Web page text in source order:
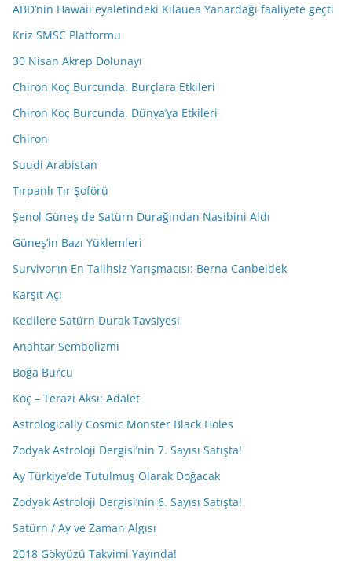
ABD’nin Hawaii eyaletindeki Kilauea Yanardağı faaliyete geçti
Kriz SMSC Platformu
30 Nisan Akrep Dolunayı
Chiron Koç Burcunda. Burçlara Etkileri
Chiron Koç Burcunda. Dünya’ya Etkileri
Chiron
Suudi Arabistan
Tırpanlı Tır Şoförü
Şenol Güneş de Satürn Durağından Nasibini Aldı
Güneş’in Bazı Yüklemleri
Survivor’ın En Talihsiz Yarışmacısı: Berna Canbeldek
Karşıt Açı
Kedilere Satürn Durak Tavsiyesi
Anahtar Sembolizmi
Boğa Burcu
Koç – Terazi Aksı: Adalet
Astrologically Cosmic Monster Black Holes
Zodyak Astroloji Dergisi’nin 7. Sayısı Satışta!
Ay Türkiye’de Tutulmuş Olarak Doğacak
Zodyak Astroloji Dergisi’nin 6. Sayısı Satışta!
Satürn / Ay ve Zaman Algısı
2018 Gökyüzü Takvimi Yayında!